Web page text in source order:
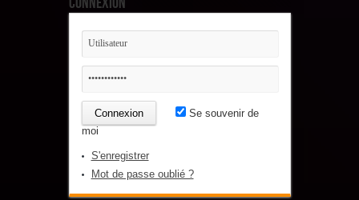
Se souvenir de
moi
S'enregistrer
Mot de passe oublié ?